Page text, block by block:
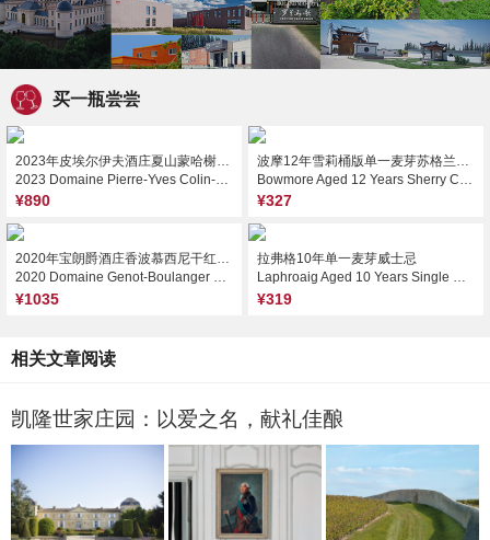
买一瓶尝尝
2023年皮埃尔伊夫酒庄夏山蒙哈榭村级红葡萄酒
2023 Domaine Pierre-Yves Colin-Morey Chassagne-Montrachet Rouge, Cote de Beaune, France
¥890
波摩12年雪莉桶版单一麦芽苏格兰威士忌
Bowmore Aged 12 Years Sherry Cask Single Malt Scotch Whisky, Islay, UK
¥327
2020年宝朗爵酒庄香波慕西尼干红葡萄酒
2020 Domaine Genot-Boulanger Chambolle-Musigny, Cote de Nuits, France
¥1035
拉弗格10年单一麦芽威士忌
Laphroaig Aged 10 Years Single Malt Scotch Whisky, Islay, UK
¥319
相关文章阅读
凯隆世家庄园：以爱之名，献礼佳酿